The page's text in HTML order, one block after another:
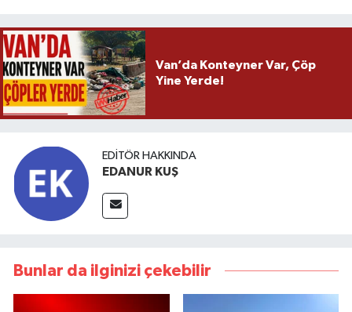
Van’da Konteyner Var, Çöp
Yine Yerde!
EDITÖR HAKKINDA
EDANUR KUŞ
Bunlar da ilginizi çekebilir